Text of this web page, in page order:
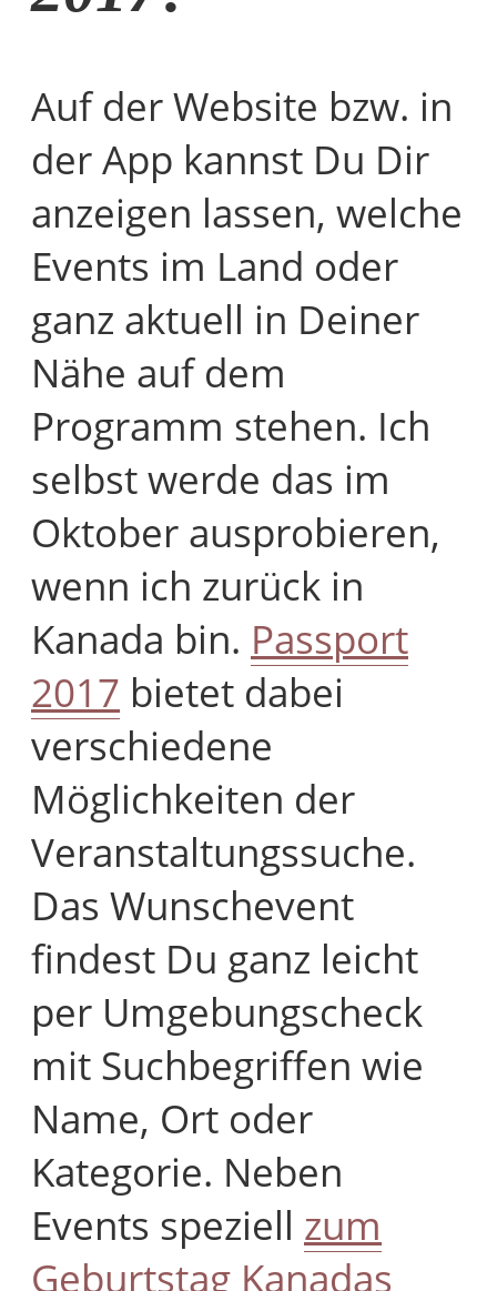
Auf der Website bzw. in
der App kannst Du Dir
anzeigen lassen, welche
Events im Land oder
ganz aktuell in Deiner
Nähe auf dem
Programm stehen. Ich
selbst werde das im
Oktober ausprobieren,
wenn ich zurück in
Kanada bin. Passport
2017 bietet dabei
verschiedene
Möglichkeiten der
Veranstaltungssuche.
Das Wunschevent
findest Du ganz leicht
per Umgebungscheck
mit Suchbegriffen wie
Name, Ort oder
Kategorie. Neben
Events speziell zum
Geburtstag Kanadas